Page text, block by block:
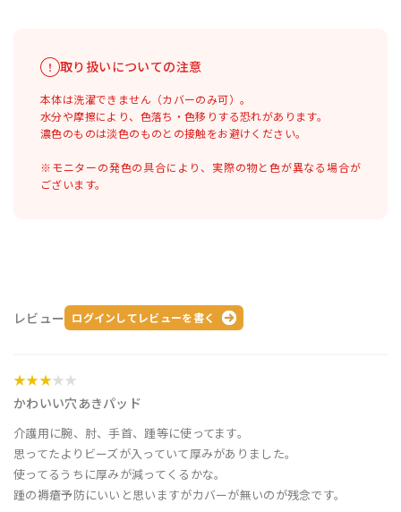
取り扱いについての注意
本体は洗濯できません（カバーのみ可）。
水分や摩擦により、色落ち・色移りする恐れがあります。
濃色のものは淡色のものとの接触をお避けください。
※モニターの発色の具合により、実際の物と色が異なる場合が
ございます。
レビュー ログインしてレビューを書く
かわいい穴あきパッド
★★★★★
介護用に腕、肘、手首、踵等に使ってます。
思ってたよりビーズが入っていて厚みがありました。
使ってるうちに厚みが減ってくるかな。
踵の褥瘡予防にいいと思いますがカバーが無いのが残念です。